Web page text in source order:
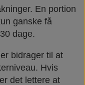
En portion
ganske få
dage.
bidrager til at
Hvis
det lettere at